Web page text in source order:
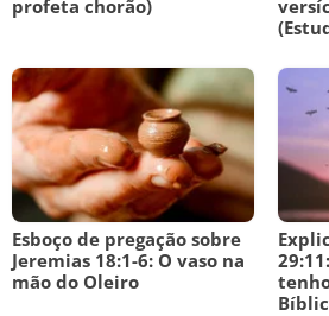
profeta chorão)
Esboço de pregação sobre
Jeremias 18:1-6: O vaso na
mão do Oleiro